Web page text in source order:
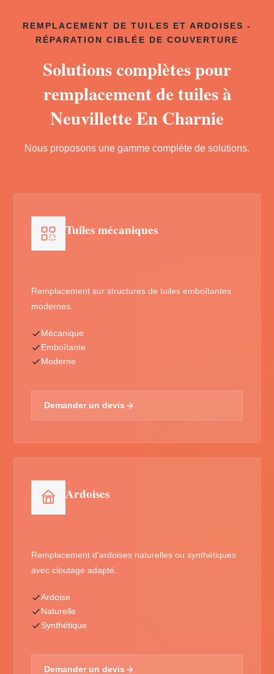
REMPLACEMENT DE TUILES ET ARDOISES -
RÉPARATION CIBLÉE DE COUVERTURE
Solutions complètes pour
remplacement de tuiles à
Neuvillette En Charnie
Nous proposons une gamme complète de solutions.
Tuiles mécaniques
Remplacement sur structures de tuiles emboîtantes
modernes.
Mécanique
Emboîtante
Moderne
Demander un devis
Ardoises
Remplacement d'ardoises naturelles ou synthétiques
avec cloutage adapté.
Ardoise
Naturelle
Synthétique
Demander un devis